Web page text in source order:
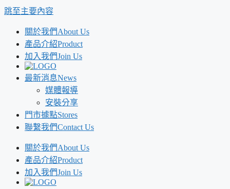
跳至主要內容
關於我們About Us
產品介紹Product
加入我們Join Us
最新消息News
媒體報導
安裝分享
門市據點Stores
聯繫我們Contact Us
關於我們About Us
產品介紹Product
加入我們Join Us